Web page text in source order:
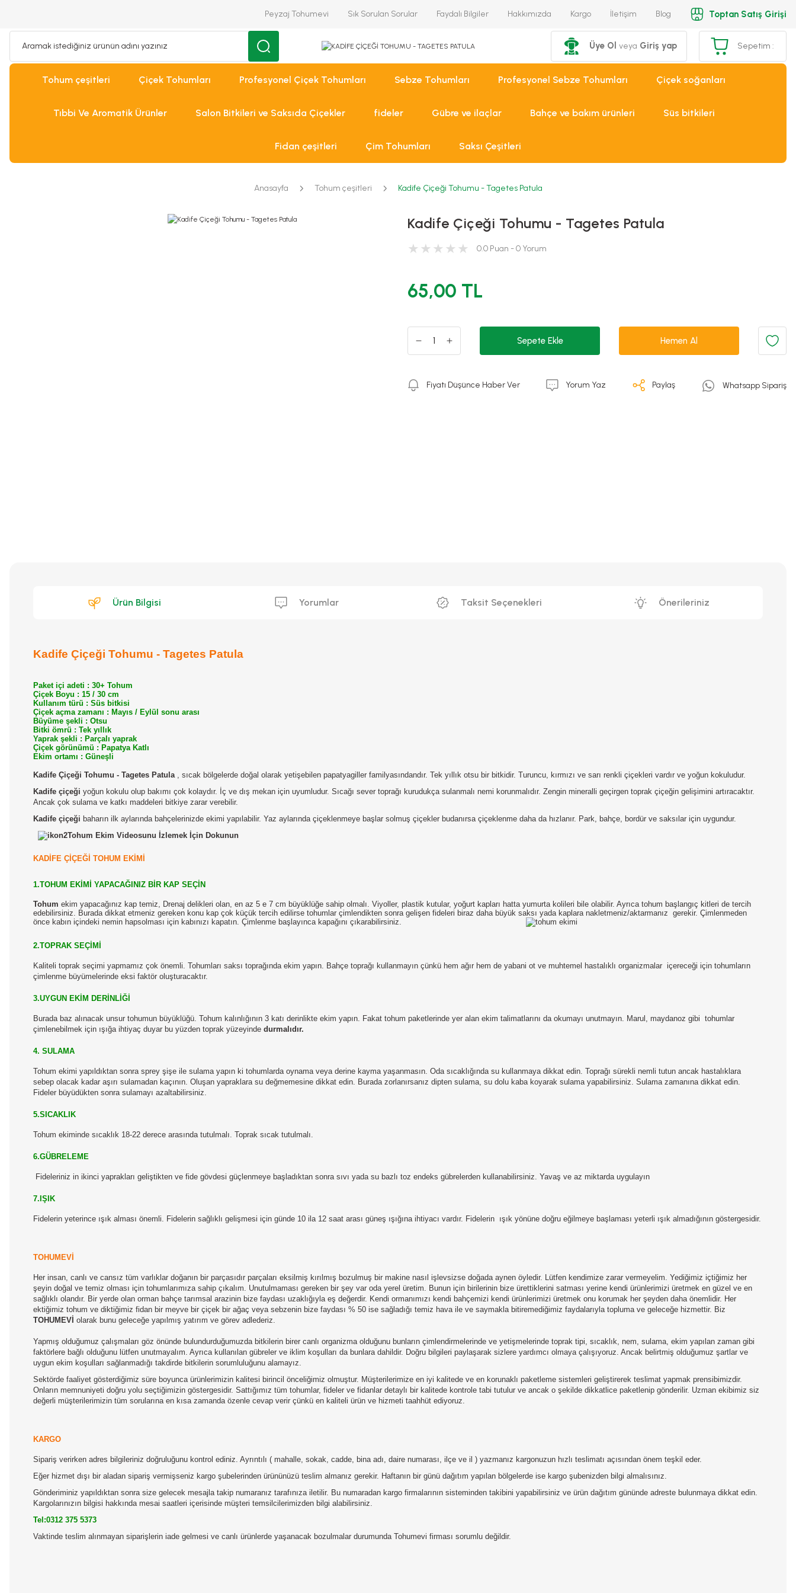
Peyzaj Tohumevi Sık Sorulan Sorular Faydalı Bilgiler Hakkımızda Kargo İletişim Blog Toptan Satış Girişi
Üye Ol veya Giriş yap Sepetim :
Tohum çeşitleri Çiçek Tohumları Profesyonel Çiçek Tohumları Sebze Tohumları Profesyonel Sebze Tohumları Çiçek soğanları
Tıbbi Ve Aromatik Ürünler Salon Bitkileri ve Saksıda Çiçekler fideler Gübre ve ilaçlar Bahçe ve bakım ürünleri Süs bitkileri
Fidan çeşitleri Çim Tohumları Saksı Çeşitleri
Anasayfa Tohum çeşitleri Kadife Çiçeği Tohumu - Tagetes Patula
Kadife Çiçeği Tohumu - Tagetes Patula
0.0 Puan - 0 Yorum
65,00 TL
Sepete Ekle Hemen Al
Fiyatı Düşünce Haber Ver Yorum Yaz Paylaş Whatsapp Sipariş
Ürün Bilgisi Yorumlar Taksit Seçenekleri Önerileriniz
Kadife Çiçeği Tohumu - Tagetes Patula
Paket içi adeti : 30+ Tohum
Çiçek Boyu : 15 / 30 cm
Kullanım türü : Süs bitkisi
Çiçek açma zamanı : Mayıs / Eylül sonu arası
Büyüme şekli : Otsu
Bitki ömrü : Tek yıllık
Yaprak şekli : Parçalı yaprak
Çiçek görünümü : Papatya Katlı
Ekim ortamı : Güneşli
Kadife Çiçeği Tohumu - Tagetes Patula, sıcak bölgelerde doğal olarak yetişebilen papatyagiller familyasındandır. Tek yıllık otsu bir bitkidir. Turuncu, kırmızı ve sarı renkli çiçekleri vardır ve yoğun kokuludur.
Kadife çiçeği yoğun kokulu olup bakımı çok kolaydır. İç ve dış mekan için uyumludur. Sıcağı sever toprağı kurudukça sulanmalı nemi korunmalıdır. Zengin mineralli geçirgen toprak çiçeğin gelişimini artıracaktır.
Ancak çok sulama ve katkı maddeleri bitkiye zarar verebilir.
Kadife çiçeği baharın ilk aylarında bahçelerinizde ekimi yapılabilir. Yaz aylarında çiçeklenmeye başlar solmuş çiçekler budanırsa çiçeklenme daha da hızlanır. Park, bahçe, bordür ve saksılar için uygundur.
Tohum Ekim Videosunu İzlemek İçin Dokunun
KADİFE ÇİÇEĞİ TOHUM EKİMİ
1.TOHUM EKİMİ YAPACAĞINIZ BİR KAP SEÇİN
Tohum ekim yapacağınız kap temiz, Drenaj delikleri olan, en az 5 e 7 cm büyüklüğe sahip olmalı. Viyoller, plastik kutular, yoğurt kapları hatta yumurta kolileri bile olabilir. Ayrıca tohum başlangıç kitleri de tercih
edebilirsiniz. Burada dikkat etmeniz gereken konu kap çok küçük tercih edilirse tohumlar çimlendikten sonra gelişen fideleri biraz daha büyük saksı yada kaplara nakletmeniz/aktarmanız gerekir. Çimlenmeden
önce kabın içindeki nemin hapsolması için kabınızı kapatın. Çimlenme başlayınca kapağını çıkarabilirsiniz.
2.TOPRAK SEÇİMİ
Kaliteli toprak seçimi yapmamız çok önemli. Tohumları saksı toprağında ekim yapın. Bahçe toprağı kullanmayın çünkü hem ağır hem de yabani ot ve muhtemel hastalıklı organizmalar içereceği için tohumların
çimlenme büyümelerinde eksi faktör oluşturacaktır.
3.UYGUN EKİM DERİNLİĞİ
Burada baz alınacak unsur tohumun büyüklüğü. Tohum kalınlığının 3 katı derinlikte ekim yapın. Fakat tohum paketlerinde yer alan ekim talimatlarını da okumayı unutmayın. Marul, maydanoz gibi tohumlar
çimlenebilmek için ışığa ihtiyaç duyar bu yüzden toprak yüzeyinde durmalıdır.
4. SULAMA
Tohum ekimi yapıldıktan sonra sprey şişe ile sulama yapın ki tohumlarda oynama veya derine kayma yaşanmasın. Oda sıcaklığında su kullanmaya dikkat edin. Toprağı sürekli nemli tutun ancak hastalıklara
sebep olacak kadar aşırı sulamadan kaçının. Oluşan yapraklara su değmemesine dikkat edin. Burada zorlanırsanız dipten sulama, su dolu kaba koyarak sulama yapabilirsiniz. Sulama zamanına dikkat edin.
Fideler büyüdükten sonra sulamayı azaltabilirsiniz.
5.SICAKLIK
Tohum ekiminde sıcaklık 18-22 derece arasında tutulmalı. Toprak sıcak tutulmalı.
6.GÜBRELEME
Fideleriniz in ikinci yaprakları geliştikten ve fide gövdesi güçlenmeye başladıktan sonra sıvı yada su bazlı toz endeks gübrelerden kullanabilirsiniz. Yavaş ve az miktarda uygulayın
7.IŞIK
Fidelerin yeterince ışık alması önemli. Fidelerin sağlıklı gelişmesi için günde 10 ila 12 saat arası güneş ışığına ihtiyacı vardır. Fidelerin ışık yönüne doğru eğilmeye başlaması yeterli ışık almadığının göstergesidir.
TOHUMEVİ
Her insan, canlı ve cansız tüm varlıklar doğanın bir parçasıdır parçaları eksilmiş kırılmış bozulmuş bir makine nasıl işlevsizse doğada aynen öyledir. Lütfen kendimize zarar vermeyelim. Yediğimiz içtiğimiz her
şeyin doğal ve temiz olması için tohumlarımıza sahip çıkalım. Unutulmaması gereken bir şey var oda yerel üretim. Bunun için birilerinin bize ürettiklerini satması yerine kendi ürünlerimizi üretmek en güzel ve en
sağlıklı olandır. Bir yerde olan orman bahçe tarımsal arazinin bize faydası uzaklığıyla eş değerdir. Kendi ormanımızı kendi bahçemizi kendi ürünlerimizi üretmek onu korumak her şeyden daha önemlidir. Her
ektiğimiz tohum ve diktiğimiz fidan bir meyve bir çiçek bir ağaç veya sebzenin bize faydası % 50 ise sağladığı temiz hava ile ve saymakla bitiremediğimiz faydalarıyla topluma ve geleceğe hizmettir. Biz
TOHUMEVİ olarak bunu geleceğe yapılmış yatırım ve görev adlederiz.
Yapmış olduğumuz çalışmaları göz önünde bulundurduğumuzda bitkilerin birer canlı organizma olduğunu bunların çimlendirmelerinde ve yetişmelerinde toprak tipi, sıcaklık, nem, sulama, ekim yapılan zaman gibi
faktörlere bağlı olduğunu lütfen unutmayalım. Ayrıca kullanılan gübreler ve iklim koşulları da bunlara dahildir. Doğru bilgileri paylaşarak sizlere yardımcı olmaya çalışıyoruz. Ancak belirtmiş olduğumuz şartlar ve
uygun ekim koşulları sağlanmadığı takdirde bitkilerin sorumluluğunu alamayız.
Sektörde faaliyet gösterdiğimiz süre boyunca ürünlerimizin kalitesi birincil önceliğimiz olmuştur. Müşterilerimize en iyi kalitede ve en korunaklı paketleme sistemleri geliştirerek teslimat yapmak prensibimizdir.
Onların memnuniyeti doğru yolu seçtiğimizin göstergesidir. Sattığımız tüm tohumlar, fideler ve fidanlar detaylı bir kalitede kontrole tabi tutulur ve ancak o şekilde dikkatlice paketlenip gönderilir. Uzman ekibimiz siz
değerli müşterilerimizin tüm sorularına en kısa zamanda özenle cevap verir çünkü en kaliteli ürün ve hizmeti taahhüt ediyoruz.
KARGO
Sipariş verirken adres bilgileriniz doğruluğunu kontrol ediniz. Ayrıntılı ( mahalle, sokak, cadde, bina adı, daire numarası, ilçe ve il ) yazmanız kargonuzun hızlı teslimatı açısından önem teşkil eder.
Eğer hizmet dışı bir aladan sipariş vermişseniz kargo şubelerinden ürününüzü teslim almanız gerekir. Haftanın bir günü dağıtım yapılan bölgelerde ise kargo şubenizden bilgi almalısınız.
Gönderiminiz yapıldıktan sonra size gelecek mesajla takip numaranız tarafınıza iletilir. Bu numaradan kargo firmalarının sisteminden takibini yapabilirsiniz ve ürün dağıtım gününde adreste bulunmaya dikkat edin.
Kargolarınızın bilgisi hakkında mesai saatleri içerisinde müşteri temsilcilerimizden bilgi alabilirsiniz.
Tel:0312 375 5373
Vaktinde teslim alınmayan siparişlerin iade gelmesi ve canlı ürünlerde yaşanacak bozulmalar durumunda Tohumevi firması sorumlu değildir.